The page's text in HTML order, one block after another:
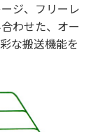
ジ、フリーレ
わせた、オー
な搬送機能を